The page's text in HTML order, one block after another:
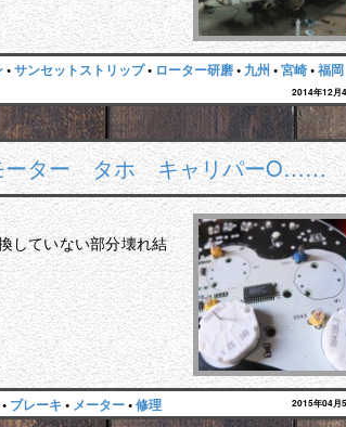
•サンセットストリップ• ローター研磨• 九州 •宮崎•福岡
2014年12月
ーター タホ キャリパーO……
していない部分壊れ結
• ブレーキ • メーター•修理 2015年04月